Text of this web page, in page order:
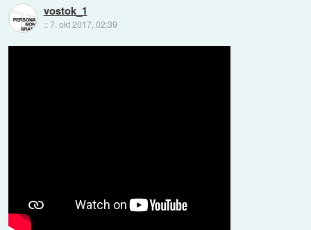
vostok_1
::7. okt 2017, 02:39